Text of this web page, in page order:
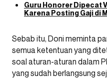
Guru Honorer Dipecat
Karena Posting Gaji di
Sebab itu, Doni meminta
semua ketentuan yang
soal aturan-aturan dalam
yang sudah berlangsung